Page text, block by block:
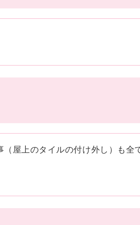
屋上のタイルの付け外し）も全